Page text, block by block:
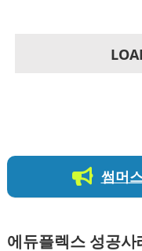
썸머
에듀플렉스 성공사